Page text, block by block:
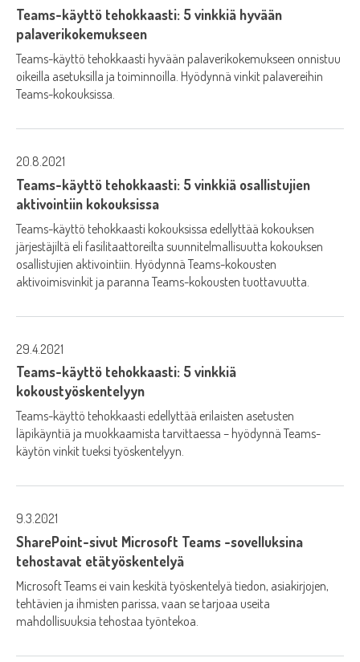
Teams-käyttö tehokkaasti: 5 vinkkiä hyvään
palaverikokemukseen
Teams-käyttö tehokkaasti hyvään palaverikokemukseen onnistuu
oikeilla asetuksilla ja toiminnoilla. Hyödynnä vinkit palavereihin
Teams-kokouksissa.
20.8.2021
Teams-käyttö tehokkaasti: 5 vinkkiä osallistujien
aktivointiin kokouksissa
Teams-käyttö tehokkaasti kokouksissa edellyttää kokouksen
järjestäjiltä eli fasilitaattoreilta suunnitelmallisuutta kokouksen
osallistujien aktivointiin. Hyödynnä Teams-kokousten
aktivoimisvinkit ja paranna Teams-kokousten tuottavuutta.
29.4.2021
Teams-käyttö tehokkaasti: 5 vinkkiä
kokoustyöskentelyyn
Teams-käyttö tehokkaasti edellyttää erilaisten asetusten
läpikäyntiä ja muokkaamista tarvittaessa – hyödynnä Teams-
käytön vinkit tueksi työskentelyyn.
9.3.2021
SharePoint-sivut Microsoft Teams -sovelluksina
tehostavat etätyöskentelyä
Microsoft Teams ei vain keskitä työskentelyä tiedon, asiakirjojen,
tehtävien ja ihmisten parissa, vaan se tarjoaa useita
mahdollisuuksia tehostaa työntekoa.